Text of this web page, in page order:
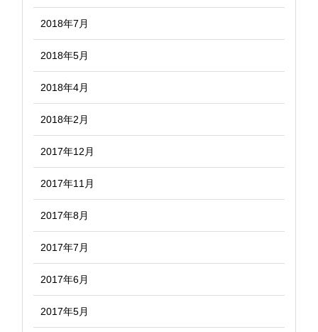
2018年7月
2018年5月
2018年4月
2018年2月
2017年12月
2017年11月
2017年8月
2017年7月
2017年6月
2017年5月